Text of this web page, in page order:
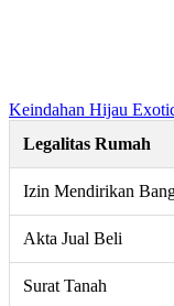
Keindahan Hijau
Legalitas Rumah
Izin Mendirikan
Akta Jual Beli
Surat Tanah